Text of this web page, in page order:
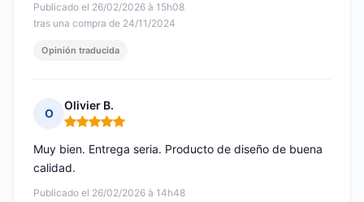
Publicado el 26/02/2026 à 15h08
tras una compra de 24/11/2024
Opinión traducida
O
Olivier B.
Nota: 5 de 5
Publicado el 26/02/2026 à 14h48
Muy bien. Entrega seria. Producto de diseño de buena
calidad.